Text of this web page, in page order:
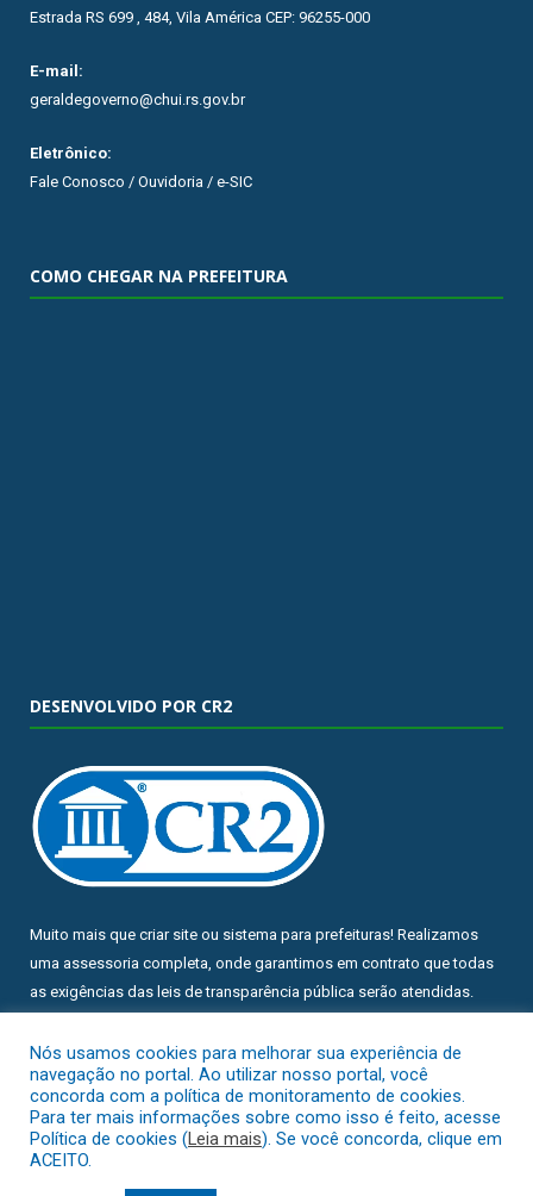
Estrada RS 699 , 484, Vila América CEP: 96255-000
E-mail:
geraldegoverno@chui.rs.gov.br
Eletrônico:
Fale Conosco / Ouvidoria / e-SIC
COMO CHEGAR NA PREFEITURA
DESENVOLVIDO POR CR2
Muito mais que criar site ou sistema para prefeituras! Realizamos
uma assessoria completa, onde garantimos em contrato que todas
as exigências das leis de transparência pública serão atendidas.
Conheça o e o Radar da Transparência Pública
Todos os direitos reservados a Prefeitura Municipal de Chuí.
Nós usamos cookies para melhorar sua experiência de
navegação no portal. Ao utilizar nosso portal, você
concorda com a política de monitoramento de cookies.
Para ter mais informações sobre como isso é feito, acesse
Política de cookies (Leia mais). Se você concorda, clique em
ACEITO.